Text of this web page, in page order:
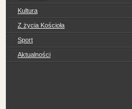
Kultura
Z życia Kościoła
Sport
Aktualności